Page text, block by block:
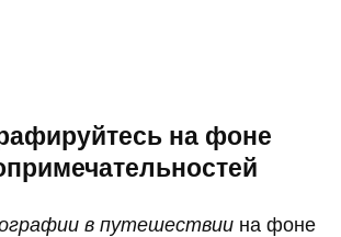
на фоне
в путешествии на фоне